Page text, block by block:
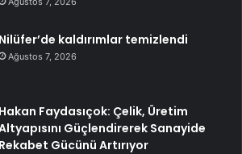
Nilüfer’de kaldırımlar temizlendi
Ağustos 7, 2026
Hakan Faydasıçok: Çelik, Üretim
Güçlendirerek Sanayide
Rekabet Gücünü Artırıyor